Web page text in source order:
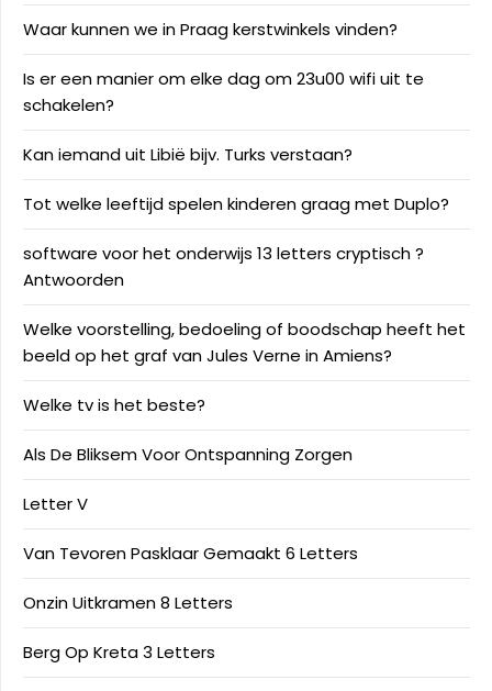
Waar kunnen we in Praag kerstwinkels vinden?
Is er een manier om elke dag om 23u00 wifi uit te
schakelen?
Kan iemand uit Libië bijv. Turks verstaan?
Tot welke leeftijd spelen kinderen graag met Duplo?
software voor het onderwijs 13 letters cryptisch ?
Antwoorden
Welke voorstelling, bedoeling of boodschap heeft het
beeld op het graf van Jules Verne in Amiens?
Welke tv is het beste?
Als De Bliksem Voor Ontspanning Zorgen
Letter V
Van Tevoren Pasklaar Gemaakt 6 Letters
Onzin Uitkramen 8 Letters
Berg Op Kreta 3 Letters